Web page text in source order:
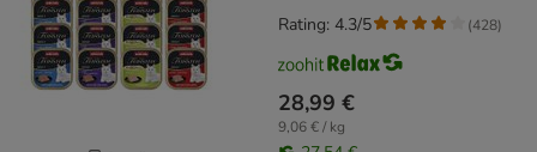
28,99 €
9,06 € / kg
Rating: 4.3/5 (428)